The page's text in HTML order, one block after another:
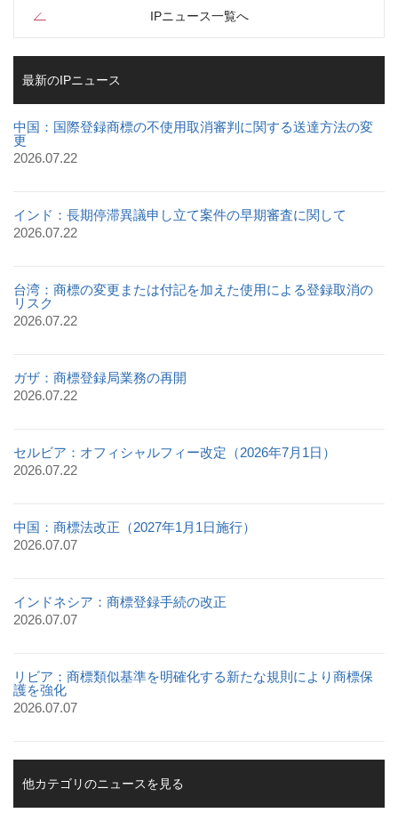
IPニュース一覧へ
最新のIPニュース
中国：国際登録商標の不使用取消審判に関する送達方法の変
更
2026.07.22
インド：長期停滞異議申し立て案件の早期審査に関して
2026.07.22
台湾：商標の変更または付記を加えた使用による登録取消の
リスク
2026.07.22
ガザ：商標登録局業務の再開
2026.07.22
セルビア：オフィシャルフィー改定（2026年7月1日）
2026.07.22
中国：商標法改正（2027年1月1日施行）
2026.07.07
インドネシア：商標登録手続の改正
2026.07.07
リビア：商標類似基準を明確化する新たな規則により商標保
護を強化
2026.07.07
他カテゴリのニュースを見る